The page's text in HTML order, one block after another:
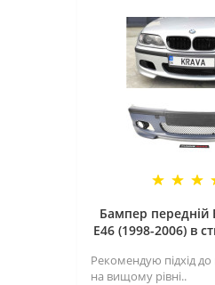
Бампер передній
E46 (1998-2006) в
Рекомендую підхід до
на вищому рівні..